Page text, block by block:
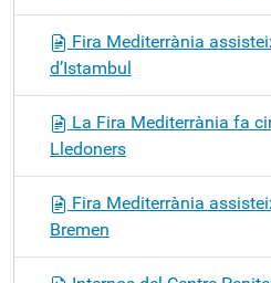
Fira Mediterrània
d’Istambul
La Fira Mediterrània fa
Lledoners
Fira Mediterrània
Bremen